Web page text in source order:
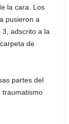
la cara. Los
pusieron a
3, adscrito a la
de
partes del
traumatismo